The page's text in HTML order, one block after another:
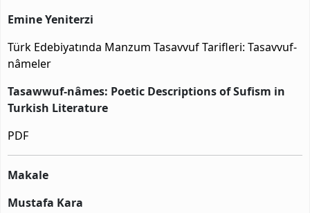
Emine Yeniterzi
Türk Edebiyatında Manzum Tasavvuf Tarifleri: Tasavvuf-
nâmeler
Tasawwuf-nâmes: Poetic Descriptions of Sufism in
Turkish Literature
PDF
Makale
Mustafa Kara